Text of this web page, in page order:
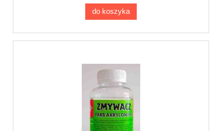
do koszyka